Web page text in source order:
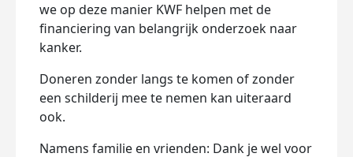
we op deze manier KWF helpen met de
financiering van belangrijk onderzoek naar
kanker.
Doneren zonder langs te komen of zonder
een schilderij mee te nemen kan uiteraard
ook.
Namens familie en vrienden: Dank je wel voor